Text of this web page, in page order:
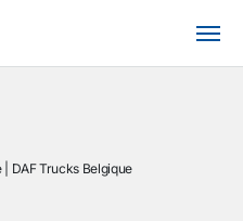
DAF Trucks Belgique